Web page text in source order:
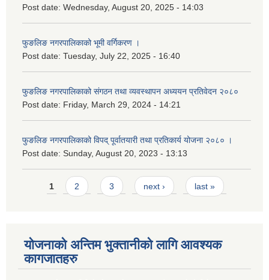
Post date: Wednesday, August 20, 2025 - 14:03
फुङलिङ नगरपालिकाको भूमी वर्गिकरण ।
Post date: Tuesday, July 22, 2025 - 16:40
फुङलिङ नगरपालिकाको संगठन तथा व्यवस्थापन अध्ययन प्रतिवेदन २०८०
Post date: Friday, March 29, 2024 - 14:21
फुङलिङ नगरपालिकाको विपद् पूर्वातयारी तथा प्रतिकार्य योजना २०८० ।
Post date: Sunday, August 20, 2023 - 13:13
Pages
1 2 3 next › last »
योजनाको अन्तिम भुक्तानीको लागि आवश्यक
कागजातहरु